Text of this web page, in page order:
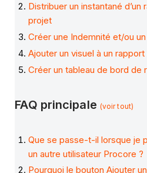
Distribuer un instantané d’un
projet
Créer une Indemnité et/ou
Ajouter un visuel à un
Créer un tableau de bord de
FAQ principale (voir tout)
Que se passe-t-il lorsque je
un autre utilisateur Procore ?
Pourquoi le bouton Ajouter